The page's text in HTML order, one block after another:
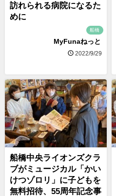
訪れられる病院になるた
めに
船橋
MyFunaねっと
2022/9/29
船橋中央ライオンズクラ
ブがミュージカル「かい
けつゾロリ」に子どもを
無料招待、55周年記念事